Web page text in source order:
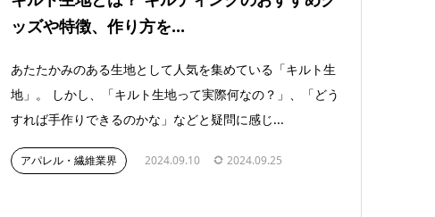
ッズや特徴、作り方を...
あたたかみのある生地として人気を集めている「キルト生
地」。 しかし、「キルト生地って実際何なの？」、「どう
すれば手作りできるのかな」などと疑問に感じ...
アパレル・繊維業界 2024.09.10 2024.09.25